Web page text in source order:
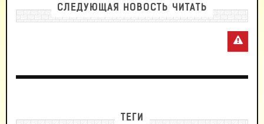
СЛЕДУЮЩАЯ НОВОСТЬ ЧИТАТЬ
ТЕГИ